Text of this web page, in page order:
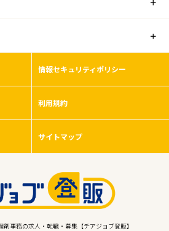
0件
情報セキュリティポリシー
利用規約
サイトマップ
事務の求人・転職・募集【チアジョブ登販】